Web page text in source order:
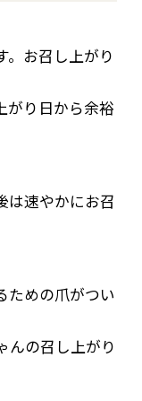
。お召し上がり
がり日から余裕
は速やかにお召
ための爪がつい
んの召し上がり